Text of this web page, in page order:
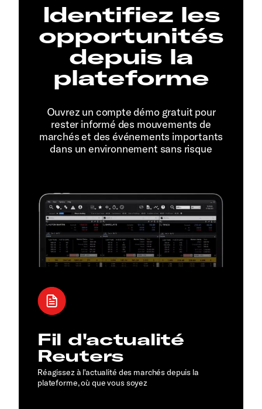
Identifiez les
opportunités
depuis la
plateforme
Ouvrez un compte démo gratuit pour
rester informé des mouvements de
marchés et des événements importants
dans un environnement sans risque
Fil d'actualité
Reuters
Réagissez à l'actualité des marchés depuis la
plateforme, où que vous soyez